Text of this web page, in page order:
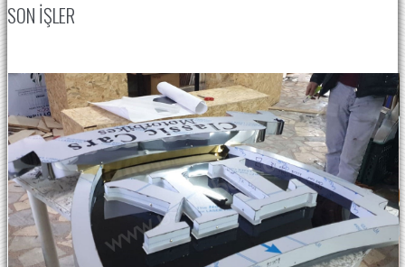
SON IŞLER